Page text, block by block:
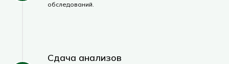
обследований.
Сдача анализов